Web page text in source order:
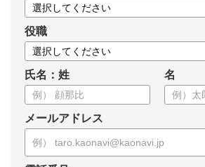
役職
氏名：姓 名
メールアドレス